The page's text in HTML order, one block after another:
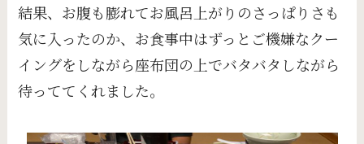
結果、お腹も膨れてお風呂上がりのさっぱりさも
気に入ったのか、お食事中はずっとご機嫌なクー
イングをしながら座布団の上でバタバタしながら
待っててくれました。